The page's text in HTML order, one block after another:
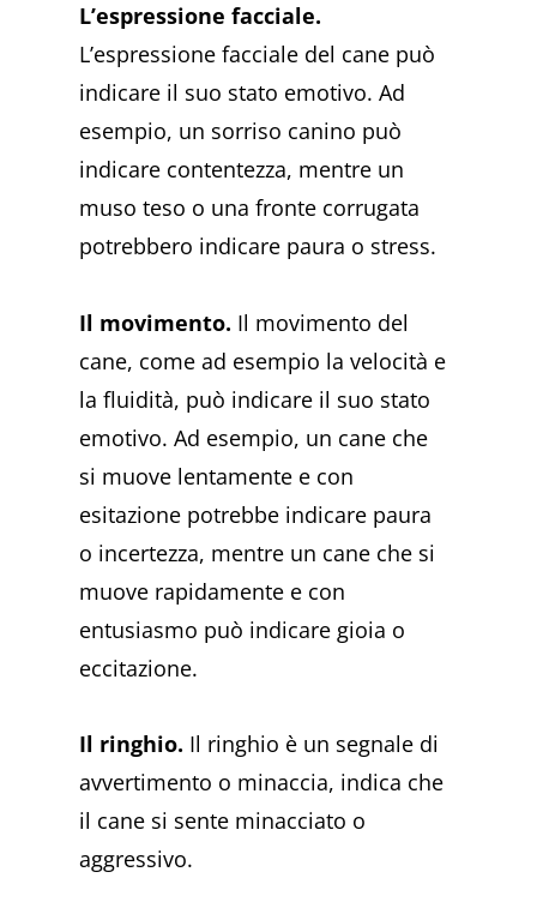
L’espressione facciale.
L’espressione facciale del cane può
indicare il suo stato emotivo. Ad
esempio, un sorriso canino può
indicare contentezza, mentre un
muso teso o una fronte corrugata
potrebbero indicare paura o stress.
Il movimento. Il movimento del
cane, come ad esempio la velocità e
la fluidità, può indicare il suo stato
emotivo. Ad esempio, un cane che
si muove lentamente e con
esitazione potrebbe indicare paura
o incertezza, mentre un cane che si
muove rapidamente e con
entusiasmo può indicare gioia o
eccitazione.
Il ringhio. Il ringhio è un segnale di
avvertimento o minaccia, indica che
il cane si sente minacciato o
aggressivo.